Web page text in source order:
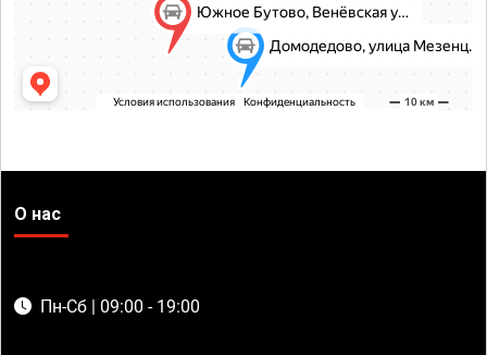
О нас
Пн-Сб | 09:00 - 19:00